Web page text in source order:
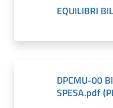
EQUILIBRI
DPCMU-00
SPESA.pdf(